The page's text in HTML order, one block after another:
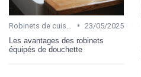
Robinets de cuisine • 23/05/2025
Les avantages des robinets
équipés de douchette